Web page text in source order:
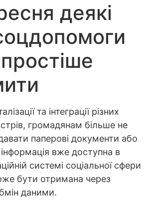
деякі
та інтеграції різних
громадянам більше не
паперові документи або
інформація вже доступна в
системі соціальної сфери
бути отримана через
даними.